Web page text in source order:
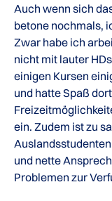
Auch wenn sich
betone nochmals,
Zwar habe ich
nicht mit lauter
einigen Kursen
und hatte Spaß
ein. Zudem ist zu
und nette
Problemen zur